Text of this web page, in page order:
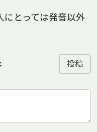
にとっては発音以外
投稿